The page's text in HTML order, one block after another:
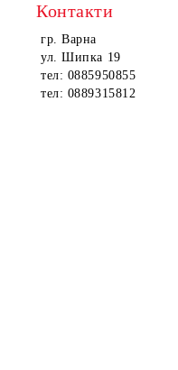
Контакти
гр. Варна
ул. Шипка 19
тел: 0885950855
тел: 0889315812